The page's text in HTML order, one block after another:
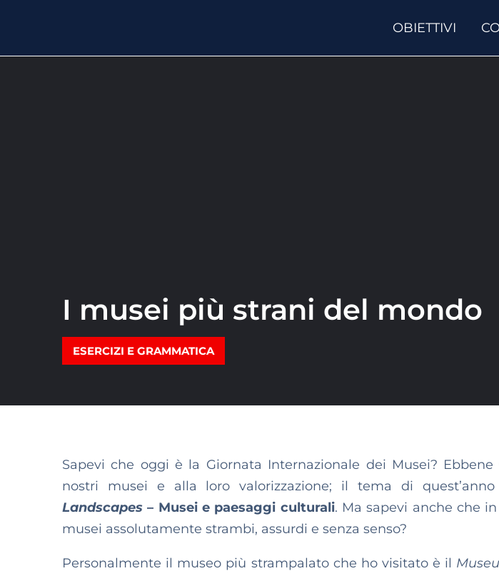
OBIETTIVI
I musei più strani del mondo
ESERCIZI E GRAMMATICA
Sapevi che oggi è la Giornata Internazionale dei Musei?
nostri musei e alla loro valorizzazione; il tema di
Landscapes –­ Musei e paesaggi culturali. Ma sapevi anche che
musei assolutamente strambi, assurdi e senza senso?
Personalmente il museo più strampalato che ho visitato è il